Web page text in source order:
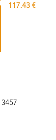
117.43 €
bancaires
3457